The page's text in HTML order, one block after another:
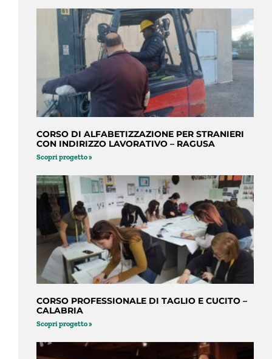
CORSO DI ALFABETIZZAZIONE PER STRANIERI
CON INDIRIZZO LAVORATIVO – RAGUSA
Scopri progetto »
CORSO PROFESSIONALE DI TAGLIO E CUCITO –
CALABRIA
Scopri progetto »